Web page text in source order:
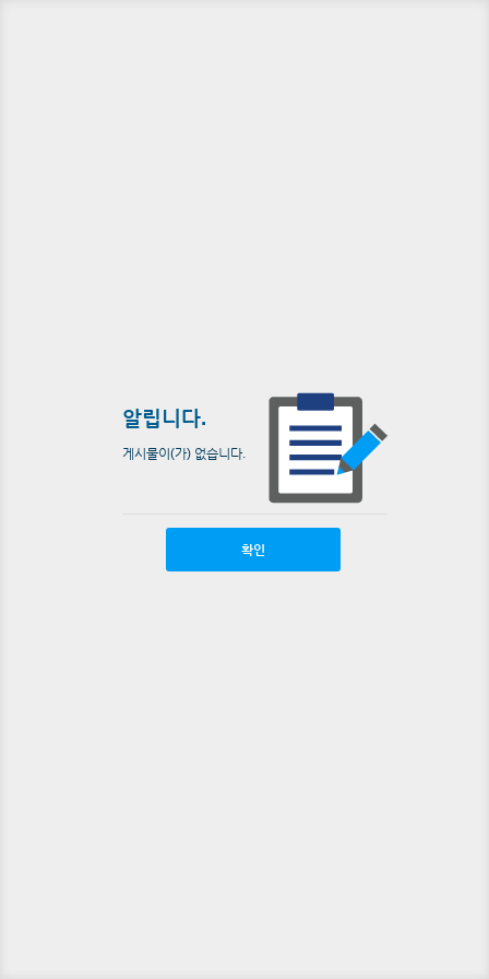
알립니다.
게시물이(가) 없습니다.